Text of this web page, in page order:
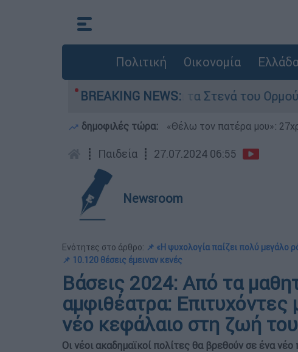
Πολιτική Οικονομία
BREAKING NEWS:
της Τεχεράνης για τα Στενά του Ορμούζ
δημοφιλές τώρα: «Θέλω τον πατέρα μου»:
┋ Παιδεία ┋ 27.07.2024 06:55
Newsroom
Ενότητες στο άρθρο: 📌 «Η ψυχολογία παίζει πολύ μεγάλο
📌 10.120 θέσεις έμειναν κενές
Βάσεις 2024: Από τα
αμφιθέατρα: Επιτυχόντες
νέο κεφάλαιο στη ζωή
Οι νέοι ακαδημαϊκοί πολίτες θα βρεθούν σε ένα νέο